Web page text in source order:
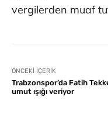
vergilerden muaf
ÖNCEKI İÇERIK
Trabzonspor’da Fatih
umut ışığı veriyor